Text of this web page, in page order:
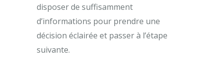
disposer de suffisamment
d’informations pour prendre une
décision éclairée et passer à l’étape
suivante.